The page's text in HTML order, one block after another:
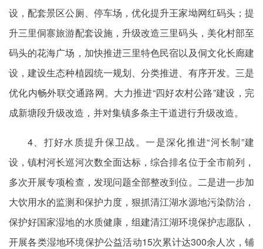
设，配套景区公厕、停车场，优化提升王家坳网红码头；提
升三里侗寨旅游配套设施，升级改造三里码头，美化村部至
码头的花海广场，加快推进三里特色民宿以及侗文化长廊建
设，建设生态种植园统一规划、分类推进、有序开发。三是
优化内畅外联交通路网。大力推进“四好农村公路”建设，完
成新塘段升级改造，并对集镇多条主干道进行升级改造。
4、打好水质提升保卫战。一是深化推进“河长制”建
设，镇村河长巡河次数全面达标，综合排名位于全市前列，
多次开展专项检查，发现问题全部整改到位。二是进一步加
大饮用水的监测和保护力度，狠抓清江湖水源地污染防治，
保护好国家湿地的水质健康，组建清江湖环境保护志愿队，
开展各类湿地环境保护公益活动15次累计达300余人次，铺